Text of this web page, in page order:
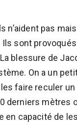
n’aident pas
sont provoqués
blessure de
On a un
faire reculer
derniers mètres
en capacité de